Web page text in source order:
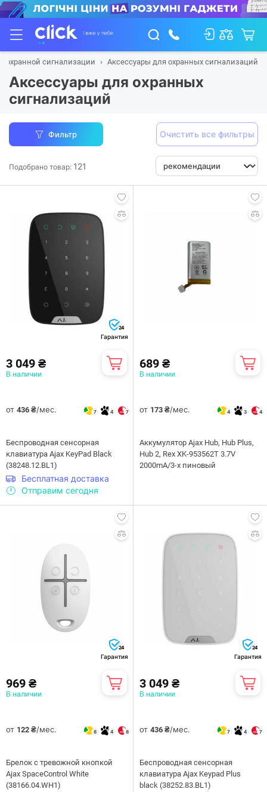
охранной сигнализации Аксессуары для охранных сигнализаций
Аксессуары для охранных
сигнализаций
Фильтр Очистить все фильтры
Подобрано товар: 121
24
Гарантия
3 049 ₴
В наличии
от 436 ₴/мес. 7 4 7
Беспроводная сенсорная
клавиатура Ajax KeyPad Black
(38248.12.BL1)
Бесплатная доставка
Отправим сегодня
689 ₴
В наличии
от 173 ₴/мес. 4 3 4
Аккумулятор Ajax Hub, Hub Plus,
Hub 2, Rex XK-953562T 3.7V
2000mA/3-х пиновый
24
Гарантия
969 ₴
В наличии
от 122 ₴/мес. 8 4 8
Брелок с тревожной кнопкой
Ajax SpaceControl White
(38166.04.WH1)
24
Гарантия
3 049 ₴
В наличии
от 436 ₴/мес. 7 4 7
Беспроводная сенсорная
клавиатура Ajax Keypad Plus
black (38252.83.BL1)